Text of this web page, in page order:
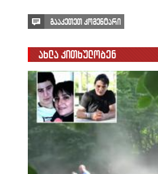
გააკეთეთ კომენტარი
ახლა კითხულობენ